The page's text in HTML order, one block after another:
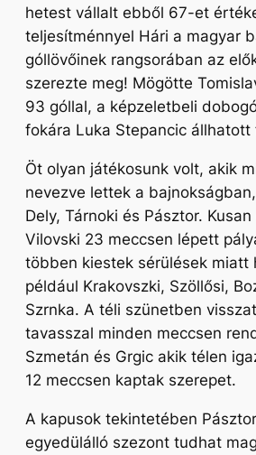
hetest vállalt ebből 67-et
teljesítménnyel Hári a magyar
góllövőinek rangsorában az
szerezte meg! Mögötte
93 góllal, a képzeletbeli
fokára Luka Stepancic állhatott
Öt olyan játékosunk volt, akik
nevezve lettek a
Dely, Tárnoki és Pásztor.
Vilovski 23 meccsen lépett
többen kiestek sérülések miatt
például Krakovszki, Szöllősi,
Szrnka. A téli szünetben
tavasszal minden meccsen
Szmetán és Grgic akik télen
12 meccsen kaptak szerepet.
A kapusok tekintetében
egyedülálló szezont tudhat